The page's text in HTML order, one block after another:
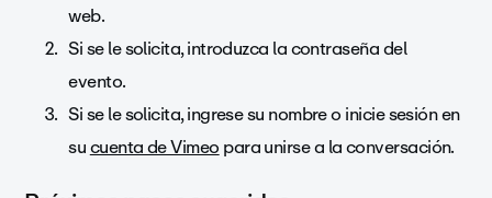
web.
Si se le solicita, introduzca la contraseña del
evento.
Si se le solicita, ingrese su nombre o inicie sesión en
sucuenta de Vimeopara unirse a la conversación.